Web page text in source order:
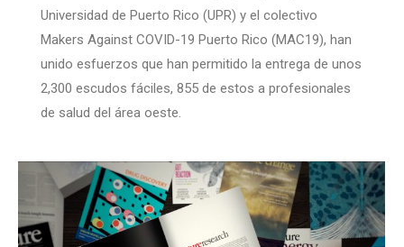
Universidad de Puerto Rico (UPR) y el colectivo
Makers Against COVID-19 Puerto Rico (MAC19), han
unido esfuerzos que han permitido la entrega de unos
2,300 escudos fáciles, 855 de estos a profesionales
de salud del área oeste.